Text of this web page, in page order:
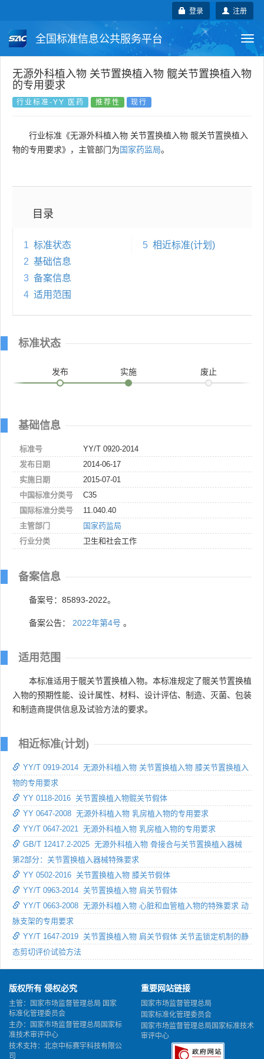
注册
登录
全国标准信息公共服务平台
国家标准 行业标准 地方标准
团体标准 企业标准
国外标准 技术委员会
无源外科植入物 关节置换植入物 髋关节置换植入物
的专用要求
行业标准-YY 医药 推荐性 现行
行业标准《无源外科植入物 关节置换植入物 髋关节置换植入
物的专用要求》，主管部门为国家药监局。
目录
1 标准状态
2 基础信息
3 备案信息
4 适用范围
5 相近标准(计划)
标准状态
发布 实施 废止
基础信息
标准号
YY/T 0920-2014
发布日期
2014-06-17
实施日期
2015-07-01
中国标准分类号
C35
国际标准分类号
11.040.40
主管部门
国家药监局
行业分类
卫生和社会工作
备案信息
备案号：85893-2022。
备案公告： 2022年第4号 。
适用范围
本标准适用于髋关节置换植入物。本标准规定了髋关节置换植
入物的预期性能、设计属性、材料、设计评估、制造、灭菌、包装
和制造商提供信息及试验方法的要求。
相近标准(计划)
YY/T 0919-2014 无源外科植入物 关节置换植入物 膝关节置换植入
物的专用要求
YY 0118-2016 关节置换植入物髋关节假体
YY 0647-2008 无源外科植入物 乳房植入物的专用要求
YY/T 0647-2021 无源外科植入物 乳房植入物的专用要求
GB/T 12417.2-2025 无源外科植入物 骨接合与关节置换植入器械
第2部分：关节置换植入器械特殊要求
YY 0502-2016 关节置换植入物 膝关节假体
YY/T 0963-2014 关节置换植入物 肩关节假体
YY/T 0663-2008 无源外科植入物 心脏和血管植入物的特殊要求 动
脉支架的专用要求
YY/T 1647-2019 关节置换植入物 肩关节假体 关节盂锁定机制的静
态剪切评价试验方法
版权所有 侵权必究
主管：国家市场监督管理总局 国家
标准化管理委员会
主办：国家市场监督管理总局国家标
准技术审评中心
技术支持：北京中标赛宇科技有限公
司
重要网站链接
国家市场监督管理总局
国家标准化管理委员会
国家市场监督管理总局国家标准技术
审评中心